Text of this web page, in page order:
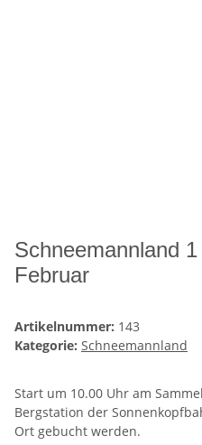
Schneemannland
Februar
Artikelnummer: 143
Kategorie: Schneemannland
Start um 10.00 Uhr am
Bergstation der
Ort gebucht werden.